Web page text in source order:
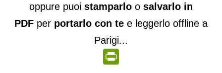
oppure puoi stamparlo o salvarlo in
PDF per portarlo con te e leggerlo offline a
Parigi...